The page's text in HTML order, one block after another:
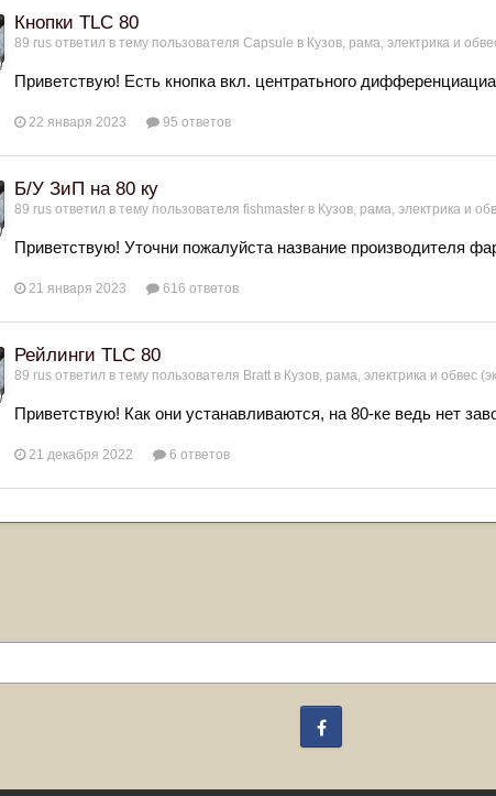
Кнопки TLC 80
89 rus ответил в тему пользователя Capsule в Кузов, рама, электрика и
Приветствую! Есть кнопка вкл. центратьного
22 января 2023 95 ответов
Б/У ЗиП на 80 ку
89 rus ответил в тему пользователя fishmaster в Кузов, рама, электрика и
Приветствую! Уточни пожалуйста название производителя
21 января 2023 616 ответов
Рейлинги TLC 80
89 rus ответил в тему пользователя Bratt в Кузов, рама, электрика и обвес
Приветствую! Как они устанавливаются, на 80-ке ведь нет
21 декабря 2022 6 ответов